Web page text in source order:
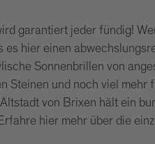
garantiert jeder fündig!
es hier einen
Sonnenbrillen von
Steinen und noch viel mehr
von Brixen hält ein
hier mehr über die